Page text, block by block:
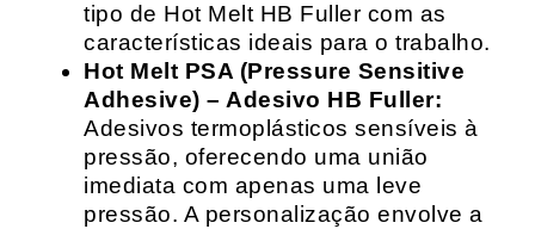
tipo de Hot Melt HB Fuller com as
características ideais para o trabalho.
Hot Melt PSA (Pressure Sensitive
Adhesive) – Adesivo HB Fuller:
Adesivos termoplásticos sensíveis à
pressão, oferecendo uma união
imediata com apenas uma leve
pressão. A personalização envolve a